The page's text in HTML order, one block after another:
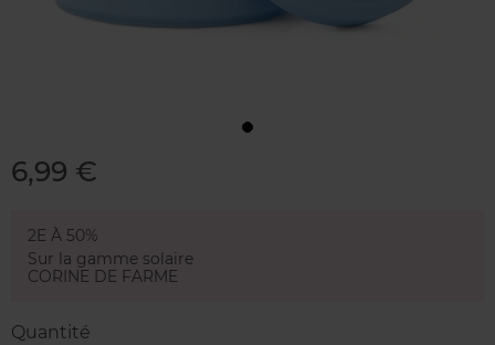
6,99 €
2E À 50%
Sur la gamme solaire
CORINE DE FARME
Quantité